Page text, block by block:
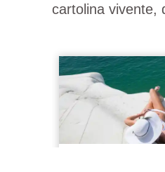
cartolina vivente,